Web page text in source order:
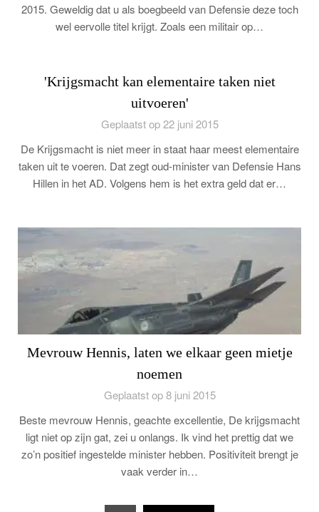
2015. Geweldig dat u als boegbeeld van Defensie deze toch
wel eervolle titel krijgt. Zoals een militair op…
'Krijgsmacht kan elementaire taken niet
uitvoeren'
Geplaatst op 22 juni 2015
De Krijgsmacht is niet meer in staat haar meest elementaire
taken uit te voeren. Dat zegt oud-minister van Defensie Hans
Hillen in het AD. Volgens hem is het extra geld dat er…
Mevrouw Hennis, laten we elkaar geen mietje
noemen
Geplaatst op 8 juni 2015
Beste mevrouw Hennis, geachte excellentie, De krijgsmacht
ligt niet op zijn gat, zei u onlangs. Ik vind het prettig dat we
zo’n positief ingestelde minister hebben. Positiviteit brengt je
vaak verder in…